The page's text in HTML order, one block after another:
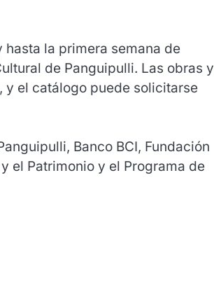
la primera semana de
de Panguipulli. Las obras y
y el catálogo puede solicitarse
Banco BCI, Fundación
el Patrimonio y el Programa de